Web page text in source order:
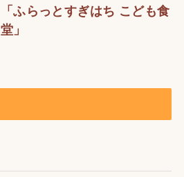
「ふらっとすぎはち こども食
堂」